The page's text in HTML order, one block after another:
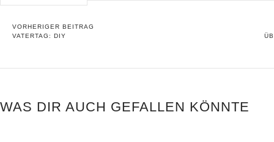
VORHERIGER BEITRAG
VATERTAG: DIY
WAS DIR AUCH GEFALLEN KÖNNTE